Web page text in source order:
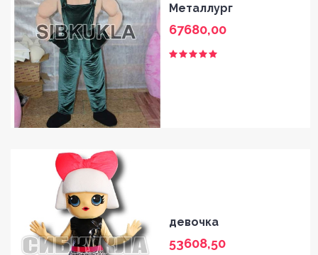
Металлург
67680,00
девочка
53608,50